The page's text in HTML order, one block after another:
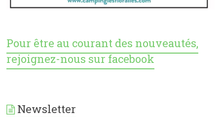
Pour être au courant des nouveautés,
rejoignez-nous sur facebook
Newsletter